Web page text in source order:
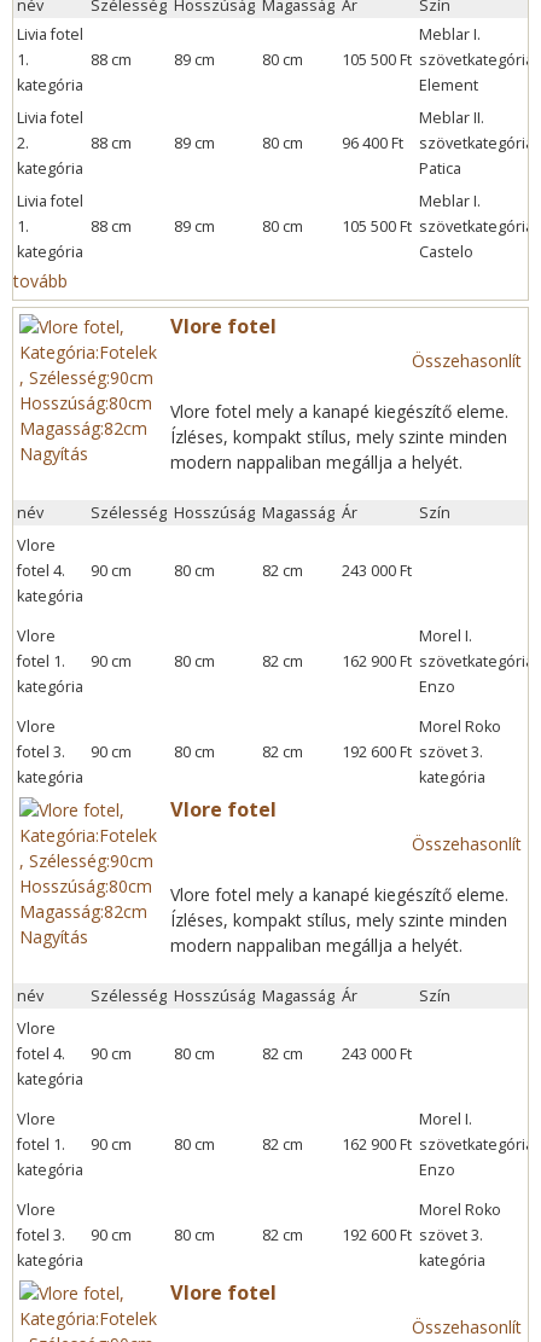
név Szélesség Hosszúság Magasság Ár
Szín
Livia fotel
1.
kategória
88 cm 89 cm 80 cm 105 500 Ft
Meblar I.
szövetkategória:
Element
Livia fotel
2.
kategória
88 cm 89 cm 80 cm 96 400 Ft
Meblar II.
szövetkategória:
Patica
Livia fotel
1.
kategória
88 cm 89 cm 80 cm 105 500 Ft
Meblar I.
szövetkategória:
Castelo
tovább
Nagyítás
Vlore fotel
Összehasonlít
Vlore fotel mely a kanapé kiegészítő eleme.
Ízléses, kompakt stílus, mely szinte minden
modern nappaliban megállja a helyét.
név Szélesség Hosszúság Magasság Ár
Szín
Vlore
fotel 4.
kategória
90 cm 80 cm 82 cm 243 000 Ft
Vlore
fotel 1.
kategória
90 cm 80 cm 82 cm 162 900 Ft
Morel I.
szövetkategória:
Enzo
Vlore
fotel 3.
kategória
90 cm 80 cm 82 cm 192 600 Ft
Morel Roko
szövet 3.
kategória
Nagyítás
Vlore fotel
Összehasonlít
Vlore fotel mely a kanapé kiegészítő eleme.
Ízléses, kompakt stílus, mely szinte minden
modern nappaliban megállja a helyét.
név Szélesség Hosszúság Magasság Ár
Szín
Vlore
fotel 4.
kategória
90 cm 80 cm 82 cm 243 000 Ft
Vlore
fotel 1.
kategória
90 cm 80 cm 82 cm 162 900 Ft
Morel I.
szövetkategória:
Enzo
Vlore
fotel 3.
kategória
90 cm 80 cm 82 cm 192 600 Ft
Morel Roko
szövet 3.
kategória
Vlore fotel
Összehasonlít